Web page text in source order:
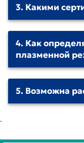
3. Какими
4. Как
плазменной
5. Возможна
.